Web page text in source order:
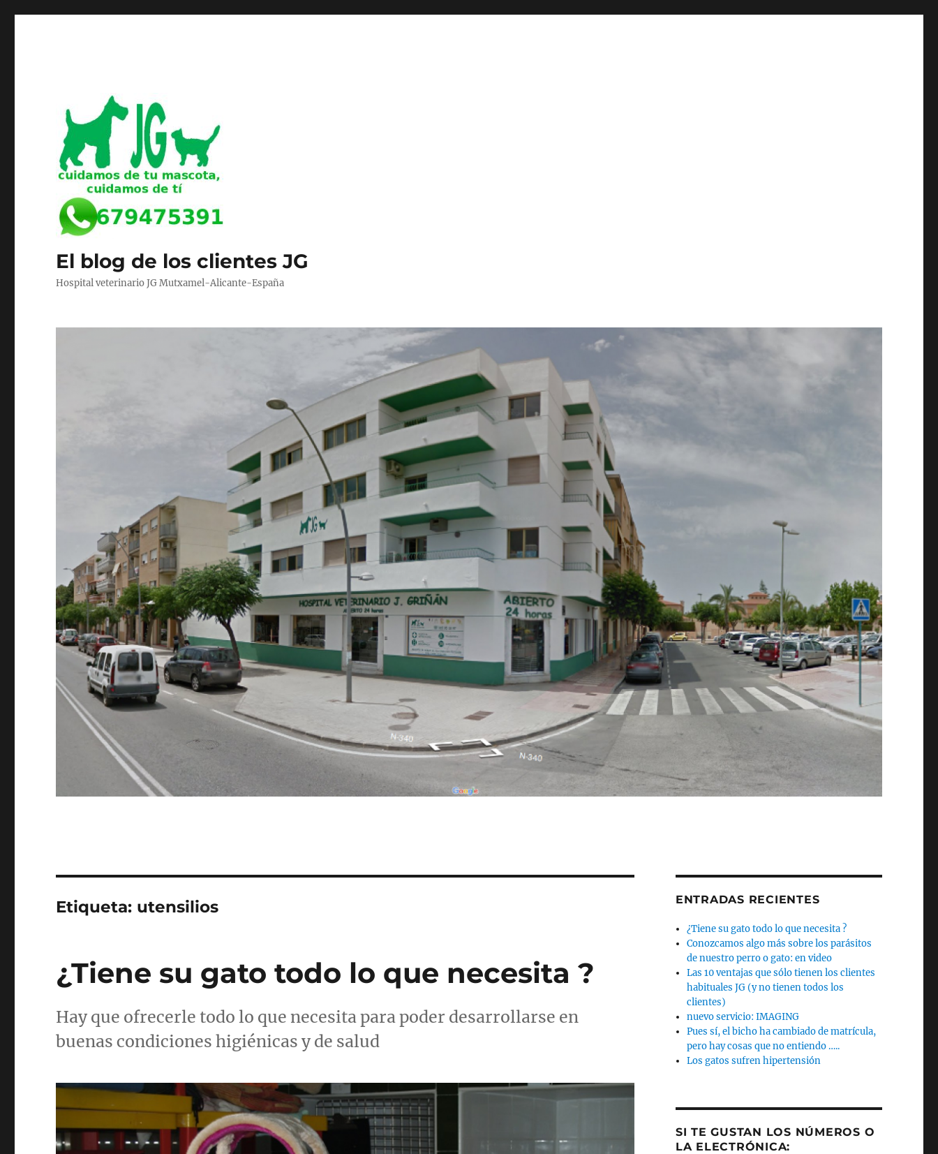
El blog de los clientes JG
Hospital veterinario JG Mutxamel-Alicante-España
Etiqueta: utensilios
¿Tiene su gato todo lo que necesita ?
Hay que ofrecerle todo lo que necesita para poder desarrollarse en
buenas condiciones higiénicas y de salud
ENTRADAS RECIENTES
¿Tiene su gato todo lo que necesita ?
Conozcamos algo más sobre los parásitos
de nuestro perro o gato: en video
Las 10 ventajas que sólo tienen los clientes
habituales JG (y no tienen todos los
clientes)
nuevo servicio: IMAGING
Pues sí, el bicho ha cambiado de matrícula,
pero hay cosas que no entiendo …..
Los gatos sufren hipertensión
SI TE GUSTAN LOS NÚMEROS O
LA ELECTRÓNICA: